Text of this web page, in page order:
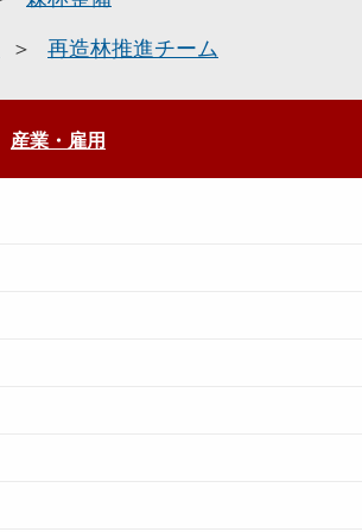
再造林推進チーム
産業・雇用